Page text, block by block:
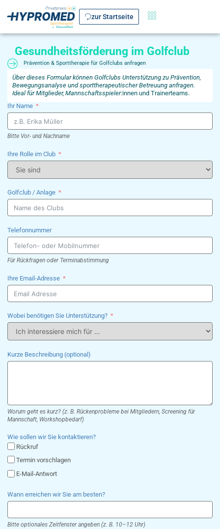
zur Startseite
Gesundheitsförderung im Golfclub
Prävention & Sporttherapie für Golfclubs anfragen
Über dieses Formular können Golfclubs Unterstützung zu Prävention,
Bewegungsanalyse und sporttherapeutischer Betreuung anfragen.
Ideal für Mitglieder, Mannschaftsspieler:innen und Trainerteams.
Ihr Name
Bitte Vor- und Nachname
Ihre Rolle im Club
Golfclub / Anlage
Telefonnummer
Für Rückfragen oder Terminabstimmung
Ihre Email-Adresse
Wobei benötigen Sie Unterstützung?
Kurze Beschreibung (optional)
Worum geht es kurz? (z. B. Rückenprobleme bei Mitgliedern, Screening für
Mannschaft, Workshopbedarf)
Wie sollen wir Sie kontaktieren?
Rückruf
Termin vorschlagen
E-Mail-Antwort
Wann erreichen wir Sie am besten?
Bitte optionales Zeitfenster angeben (z. B. 10–12 Uhr)